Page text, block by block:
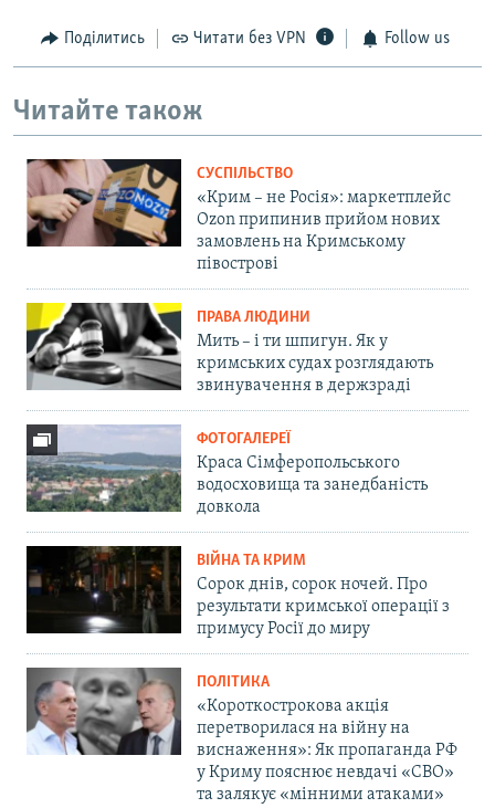
Поділитись Читати без VPN Follow us
Читайте також
СУСПІЛЬСТВО
«Крим – не Росія»: маркетплейс
Ozon припинив прийом нових
замовлень на Кримському
півострові
ПРАВА ЛЮДИНИ
Мить – і ти шпигун. Як у
кримських судах розглядають
звинувачення в держзраді
ФОТОГАЛЕРЕЇ
Краса Сімферопольського
водосховища та занедбаність
довкола
ВІЙНА ТА КРИМ
Сорок днів, сорок ночей. Про
результати кримської операції з
примусу Росії до миру
ПОЛІТИКА
«Короткострокова акція
перетворилася на війну на
виснаження»: Як пропаганда РФ
у Криму пояснює невдачі «СВО»
та залякує «мінними атаками»